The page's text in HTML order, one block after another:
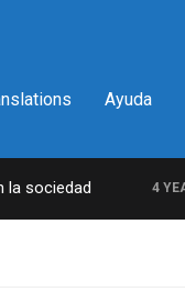
Ayuda
4 YEARS AGO